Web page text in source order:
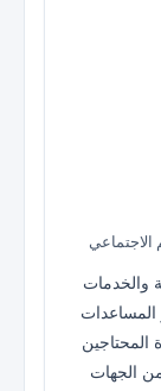
والخدمات
المساعدات
المحتاجين
الجهات